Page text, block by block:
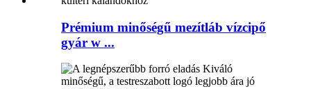
Prémium minőségű mezítláb vízcipő
gyár w ...